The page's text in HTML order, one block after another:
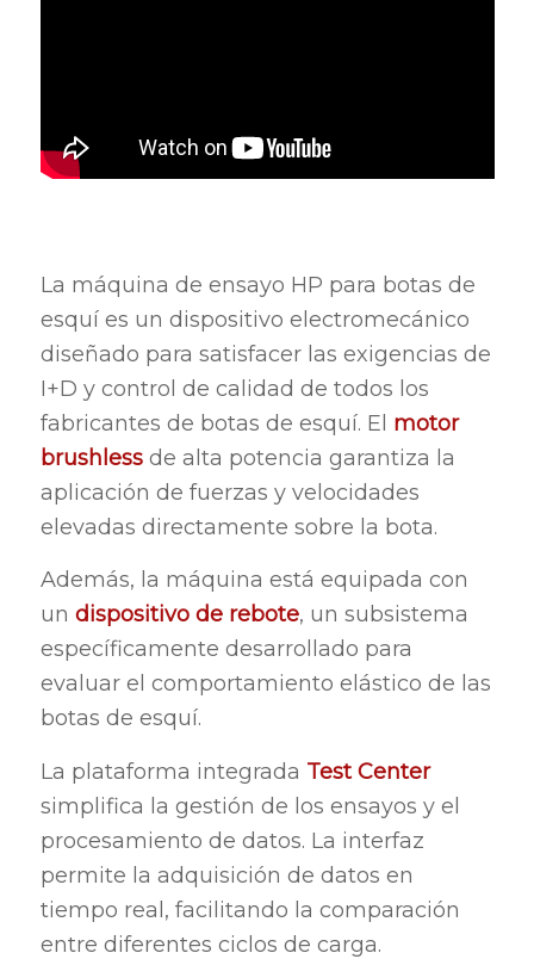
La máquina de ensayo HP para botas de
esquí es un dispositivo electromecánico
diseñado para satisfacer las exigencias de
I+D y control de calidad de todos los
fabricantes de botas de esquí. El motor
brushlessde alta potencia garantiza la
aplicación de fuerzas y velocidades
elevadas directamente sobre la bota.
Además, la máquina está equipada con
un dispositivo de rebote, un subsistema
específicamente desarrollado para
evaluar el comportamiento elástico de las
botas de esquí.
La plataforma integrada Test Center
simplifica la gestión de los ensayos y el
procesamiento de datos. La interfaz
permite la adquisición de datos en
tiempo real, facilitando la comparación
entre diferentes ciclos de carga.